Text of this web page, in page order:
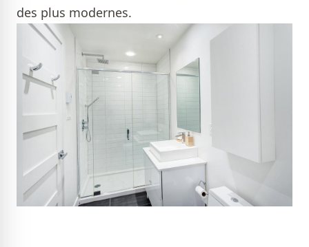
des plus modernes.